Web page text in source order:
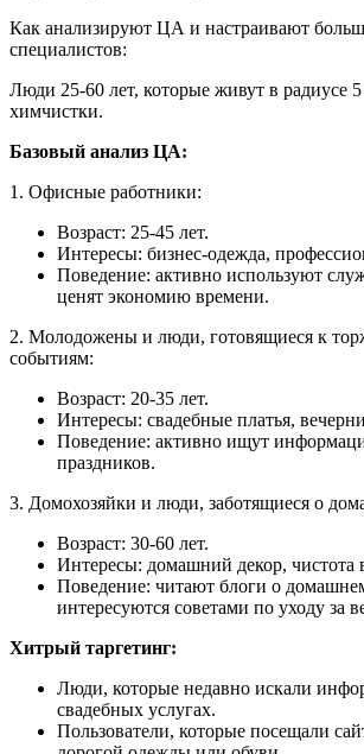
Как анализируют ЦА и настраивают
специалистов:
Люди 25-60 лет, которые живут в радиусе
химчистки.
Базовый анализ ЦА:
1. Офисные работники:
Возраст: 25-45 лет.
Интересы: бизнес-одежда,
Поведение: активно используют
ценят экономию времени.
2. Молодожены и люди, готовящиеся к
событиям:
Возраст: 20-35 лет.
Интересы: свадебные платья,
Поведение: активно ищут
праздников.
3. Домохозяйки и люди, заботящиеся о
Возраст: 30-60 лет.
Интересы: домашний декор, чистота
Поведение: читают блоги о
интересуются советами по уходу за
Хитрый таргетинг:
Люди, которые недавно искали
свадебных услугах.
Пользователи, которые посещали